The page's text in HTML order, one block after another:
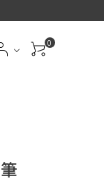
初心者用）
0